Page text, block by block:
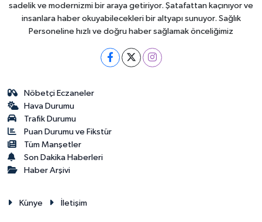
sadelik ve modernizmi bir araya getiriyor. Şatafattan kaçınıyor ve
insanlara haber okuyabilecekleri bir altyapı sunuyor. Sağlık
Personeline hızlı ve doğru haber sağlamak önceliğimiz
Nöbetçi Eczaneler
Hava Durumu
Trafik Durumu
Puan Durumu ve Fikstür
Tüm Manşetler
Son Dakika Haberleri
Haber Arşivi
Künye İletişim